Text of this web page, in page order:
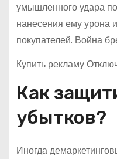
умышленного удара
нанесения ему урона
покупателей. Война
Купить рекламу
Как
убытков?
Иногда